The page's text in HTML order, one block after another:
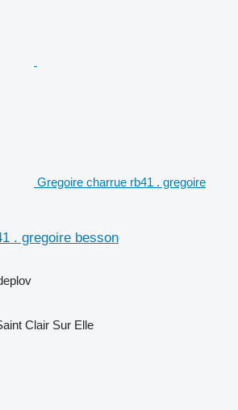
Gregoire charrue rb41 . gregoire
. gregoire besson
Clair Sur Elle